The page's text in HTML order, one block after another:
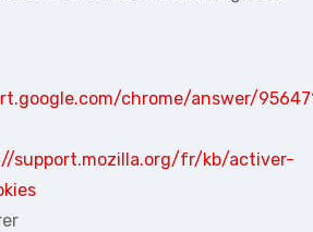
chrome/answer/
support.mozilla.org/fr/kb/activer-